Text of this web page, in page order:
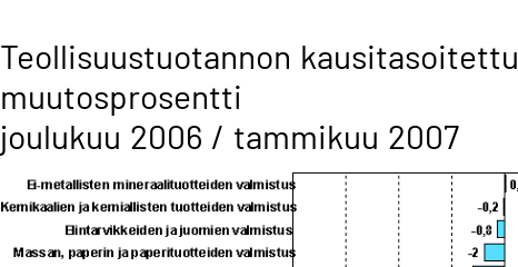
Teollisuustuotannon kausitasoitettu
muutosprosentti
joulukuu 2006 / tammikuu 2007